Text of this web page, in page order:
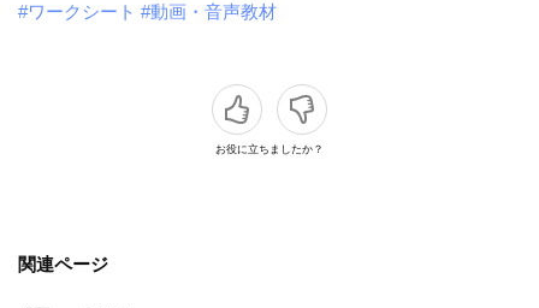
#ワークシート #動画・音声教材
お役に立ちましたか？
関連ページ